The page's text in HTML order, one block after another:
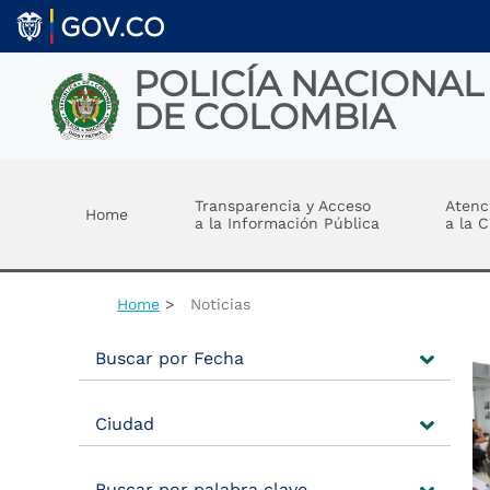
Welcome
All
Accessibility
Skip to main content
POLICÍA NACIONAL
DE COLOMBIA
Home
Transparencia y Acceso
a la Información Pública
a la
Home Noticias
Buscar por Fecha
Ciudad